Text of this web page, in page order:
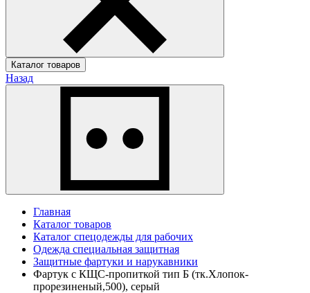
Каталог товаров
Назад
Главная
Каталог товаров
Каталог спецодежды для рабочих
Одежда специальная защитная
Защитные фартуки и нарукавники
Фартук с КЩС-пропиткой тип Б (тк.Хлопок-
прорезиненый,500), серый